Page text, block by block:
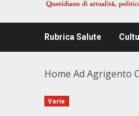
Rubrica Salute
Home Ad Agrigento
Varie